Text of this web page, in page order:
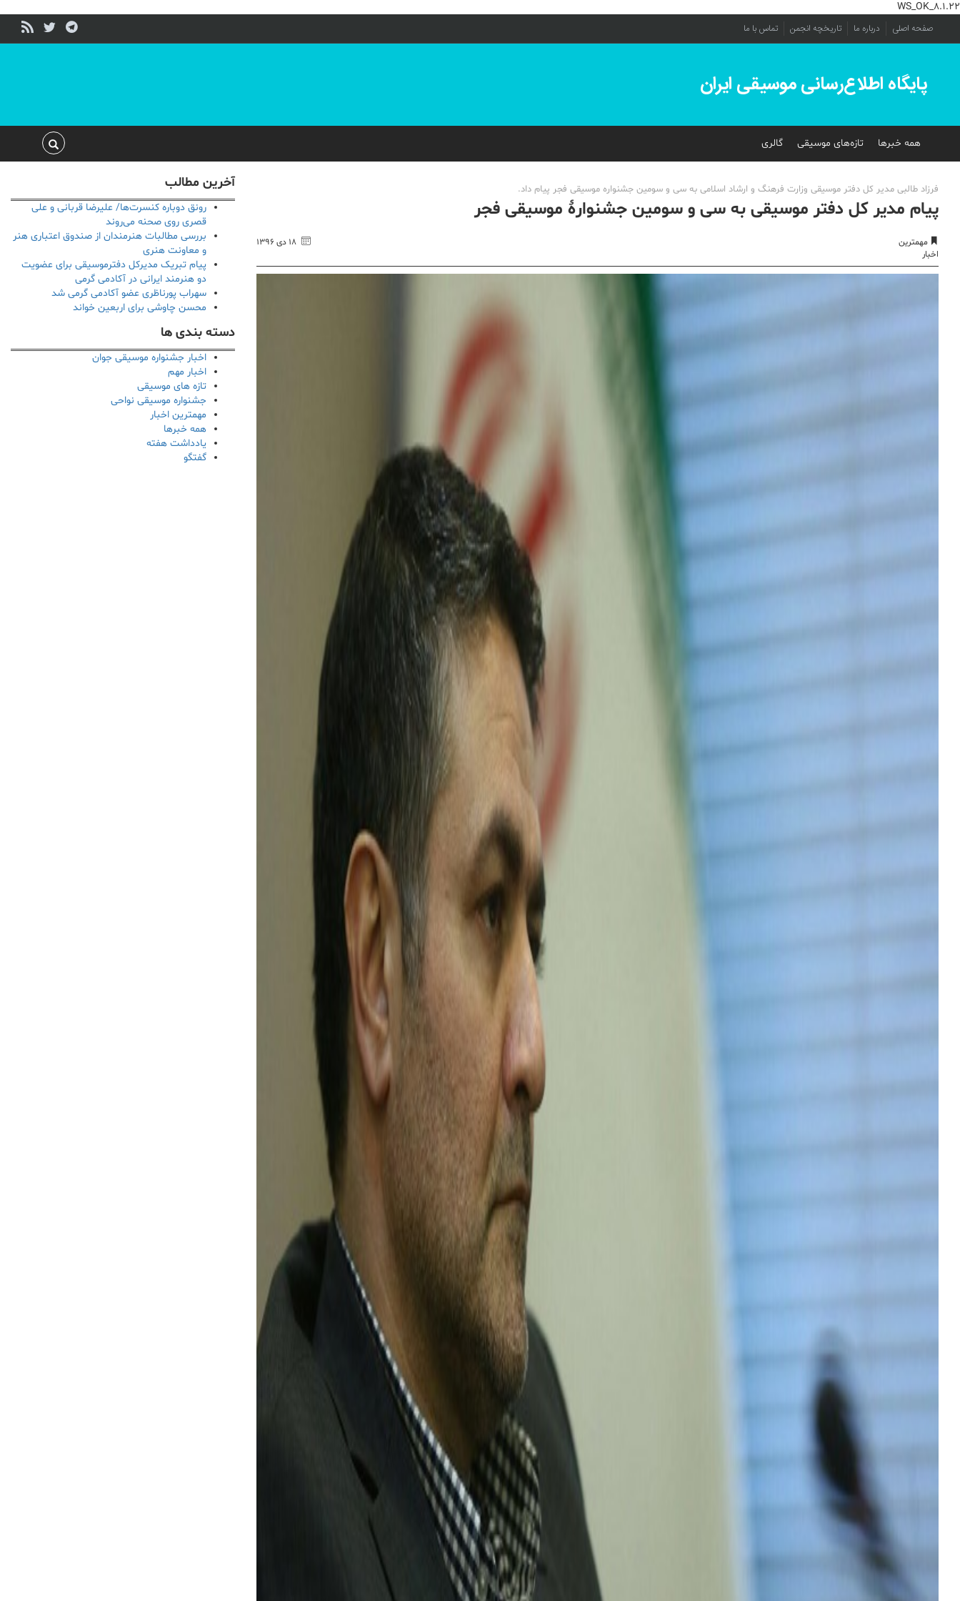
WS_OK_8.1.22
صفحه اصلی درباره ما تاریخچه انجمن تماس با ما
پایگاه اطلاع‌رسانی موسیقی ایران
همه خبرها تازه‌های موسیقی گالری
فرزاد طالبی مدیر کل دفتر موسیقی وزارت فرهنگ و ارشاد اسلامی به سی و سومین جشنواره موسیقی فجر پیام داد.
پیام مدیر کل دفتر موسیقی به سی و سومین جشنوارۀ موسیقی فجر
مهمترین
اخبار
۱۸ دی ۱۳۹۶
آخرین مطالب
رونق دوباره کنسرت‌ها/ علیرضا قربانی و علی
قصری روی صحنه می‌روند
بررسی مطالبات هنرمندان از صندوق اعتباری هنر
و معاونت هنری
پیام تبریک مدیرکل دفترموسیقی برای عضویت
دو هنرمند ایرانی در آکادمی گرمی
سهراب پورناظری عضو آکادمی گرمی شد
محسن چاوشی برای اربعین خواند
دسته بندی ها
اخبار جشنواره موسیقی جوان
اخبار مهم
تازه های موسیقی
جشنواره موسیقی نواحی
مهمترین اخبار
همه خبرها
یادداشت هفته
گفتگو